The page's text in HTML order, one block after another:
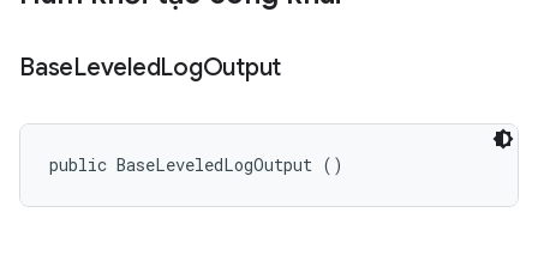
BaseLeveledLogOutput
public BaseLeveledLogOutput ()